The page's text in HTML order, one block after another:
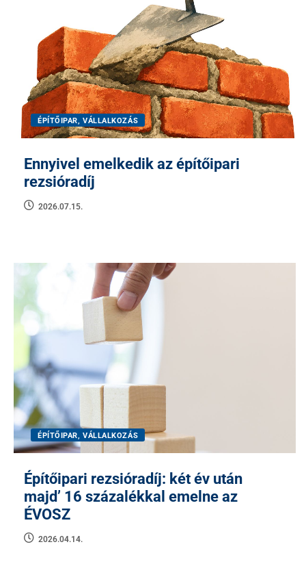
ÉPÍTŐIPAR, VÁLLALKOZÁS
Ennyivel emelkedik az építőipari
rezsióradíj
2026.07.15.
ÉPÍTŐIPAR, VÁLLALKOZÁS
Építőipari rezsióradíj: két év után
majd’ 16 százalékkal emelne az
ÉVOSZ
2026.04.14.